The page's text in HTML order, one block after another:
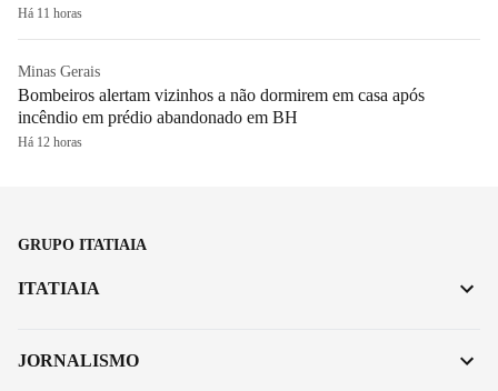
Há 11 horas
Minas Gerais
Bombeiros alertam vizinhos a não dormirem em casa após
incêndio em prédio abandonado em BH
Há 12 horas
GRUPO ITATIAIA
ITATIAIA
JORNALISMO